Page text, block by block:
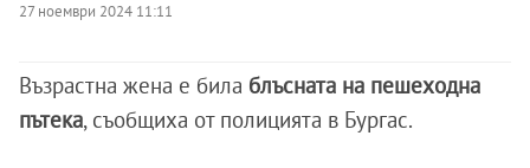
27 ноември 2024 11:11
Възрастна жена е била блъсната на пешеходна
пътека, съобщиха от полицията в Бургас.